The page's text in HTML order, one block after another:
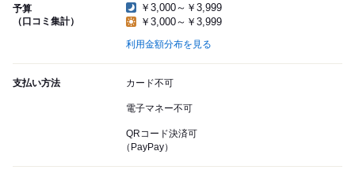
予算
（口コミ集計）
￥3,000～￥3,999
￥3,000～￥3,999
利用金額分布を見る
支払い方法 カード不可
電子マネー不可
QRコード決済可
（PayPay）